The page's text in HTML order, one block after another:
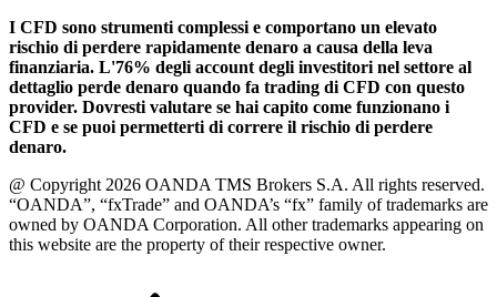
I CFD sono strumenti complessi e comportano un elevato
rischio di perdere rapidamente denaro a causa della leva
finanziaria. L'76% degli account degli investitori nel settore al
dettaglio perde denaro quando fa trading di CFD con questo
provider. Dovresti valutare se hai capito come funzionano i
CFD e se puoi permetterti di correre il rischio di perdere
denaro.
@ Copyright 2026 OANDA TMS Brokers S.A. All rights reserved.
“OANDA”, “fxTrade” and OANDA’s “fx” family of trademarks are
owned by OANDA Corporation. All other trademarks appearing on
this website are the property of their respective owner.